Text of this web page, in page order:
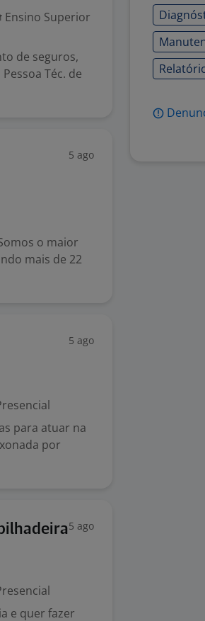
Ensino Superior
de seguros,
Téc. de
5 ago
Somos o maior
mais de 22
5 ago
para atuar na
por
5 ago
e quer fazer